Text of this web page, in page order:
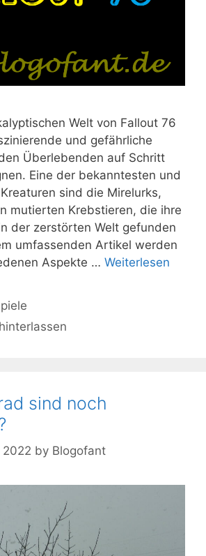
Welt von Fallout 76
und gefährliche
Überlebenden auf Schritt
Eine der bekanntesten und
sind die Mirelurks,
mutierten Krebstieren, die ihre
der zerstörten Welt gefunden
umfassenden Artikel werden
Aspekte … Weiterlesen
sind noch
by Blogofant